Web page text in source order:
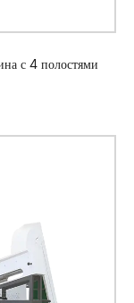
с 4 полостями